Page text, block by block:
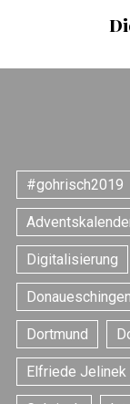
#gohrisch2019
Digitalisierung
Donaueschingen
Dortmund
Elfriede Jelinek